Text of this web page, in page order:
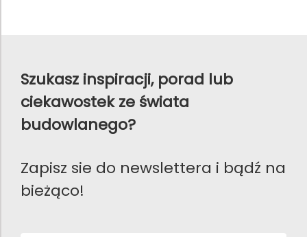
Szukasz inspiracji, porad lub
ciekawostek ze świata
budowlanego?
Zapisz sie do newslettera i bądź na
bieżąco!